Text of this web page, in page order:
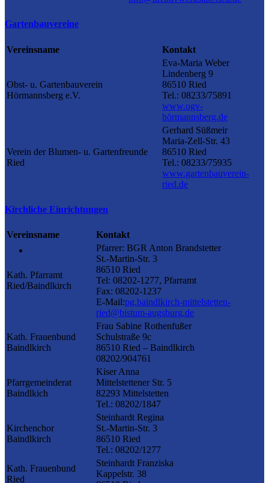
Gartenbauvereine
Vereinsname Kontakt
Obst- u. Gartenbauverein
Hörmannsberg e.V.
Eva-Maria Weber
Lindenberg 9
86510 Ried
Tel.: 08233/75891
www.ogv-
hörmannsberg.de
Verein der Blumen- u. Gartenfreunde
Ried
Gerhard Süßmeir
Maria-Zell-Str. 43
86510 Ried
Tel.: 08233/75935
www.gartenbauverein-
ried.de
Kirchliche Einrichtungen
Vereinsname Kontakt
Kath. Pfarramt
Ried/Baindlkirch
Pfarrer: BGR Anton Brandstetter
St.-Martin-Str. 3
86510 Ried
Tel: 08202-1277, Pfarramt
Fax: 08202-1237
E-Mail:pg.baindlkirch-mittelstetten-
ried@bistum-augsburg.de
Kath. Frauenbund
Baindlkirch
Frau Sabine Rothenfußer
Schulstraße 9c
86510 Ried – Baindlkirch
08202/904761
Pfarrgemeinderat
Baindlkich
Kiser Anna
Mittelstettener Str. 5
82293 Mittelstetten
Tel.: 08202/1847
Kirchenchor
Baindlkirch
Steinhardt Regina
St.-Martin-Str. 3
86510 Ried
Tel.: 08202/1277
Kath. Frauenbund
Ried
Steinhardt Franziska
Kappelstr. 38